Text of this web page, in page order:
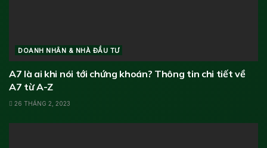
DOANH NHÂN & NHÀ ĐẦU TƯ
A7 là ai khi nói tới chứng khoán? Thông tin chi tiết về
A7 từ A-Z
26 THÁNG 2, 2023